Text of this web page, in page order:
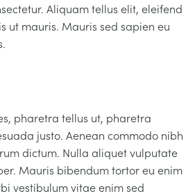
Aliquam tellus elit, eleifend
ut mauris. Mauris sed sapien eu
pharetra tellus ut, pharetra
justo. Aenean commodo nibh
dictum. Nulla aliquet vulputate
Mauris bibendum tortor eu enim
vestibulum vitae enim sed